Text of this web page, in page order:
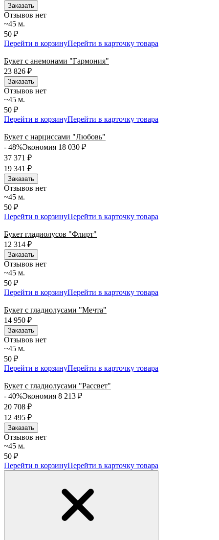
Заказать
Отзывов нет
~45 м.
50 ₽
Перейти в корзинуПерейти в карточку товара
Букет с анемонами "Гармония"
23 826 ₽
Заказать
Отзывов нет
~45 м.
50 ₽
Перейти в корзинуПерейти в карточку товара
Букет с нарциссами "Любовь"
- 48%Экономия 18 030 ₽
37 371 ₽
19 341 ₽
Заказать
Отзывов нет
~45 м.
50 ₽
Перейти в корзинуПерейти в карточку товара
Букет гладиолусов "Флирт"
12 314 ₽
Заказать
Отзывов нет
~45 м.
50 ₽
Перейти в корзинуПерейти в карточку товара
Букет с гладиолусами "Мечта"
14 950 ₽
Заказать
Отзывов нет
~45 м.
50 ₽
Перейти в корзинуПерейти в карточку товара
Букет с гладиолусами "Рассвет"
- 40%Экономия 8 213 ₽
20 708 ₽
12 495 ₽
Заказать
Отзывов нет
~45 м.
50 ₽
Перейти в корзинуПерейти в карточку товара